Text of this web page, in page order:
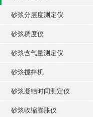
砂浆分层度测定仪
砂浆稠度仪
砂浆含气量测定仪
砂浆搅拌机
砂浆凝结时间测定仪
砂浆收缩膨胀仪